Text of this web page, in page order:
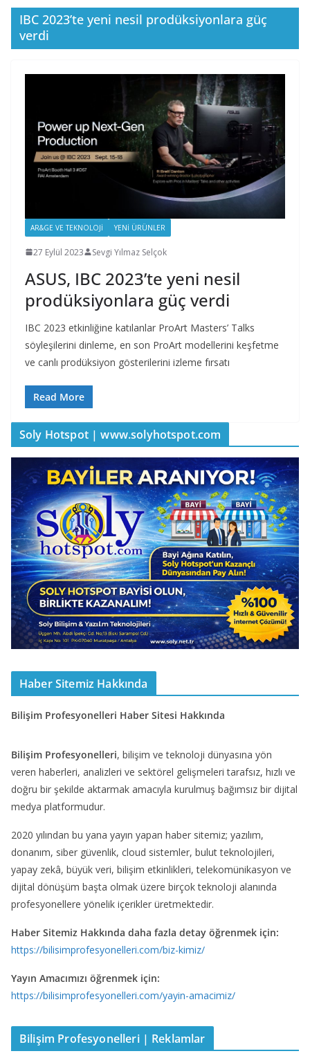
IBC 2023’te yeni nesil prodüksiyonlara güç
verdi
AR&GE VE TEKNOLOJI YENI ÜRÜNLER
27 Eylül 2023 Sevgi Yılmaz Selçok
ASUS, IBC 2023’te yeni nesil
prodüksiyonlara güç verdi
IBC 2023 etkinliğine katılanlar ProArt Masters’ Talks
söyleşilerini dinleme, en son ProArt modellerini keşfetme
ve canlı prodüksiyon gösterilerini izleme fırsatı
Read More
Soly Hotspot | www.solyhotspot.com
Haber Sitemiz Hakkında
Bilişim Profesyonelleri Haber Sitesi Hakkında
Bilişim Profesyonelleri, bilişim ve teknoloji dünyasına yön
veren haberleri, analizleri ve sektörel gelişmeleri tarafsız, hızlı ve
doğru bir şekilde aktarmak amacıyla kurulmuş bağımsız bir dijital
medya platformudur.
2020 yılından bu yana yayın yapan haber sitemiz; yazılım,
donanım, siber güvenlik, cloud sistemler, bulut teknolojileri,
yapay zekâ, büyük veri, bilişim etkinlikleri, telekomünikasyon ve
dijital dönüşüm başta olmak üzere birçok teknoloji alanında
profesyonellere yönelik içerikler üretmektedir.
Haber Sitemiz Hakkında daha fazla detay öğrenmek için:
https://bilisimprofesyonelleri.com/biz-kimiz/
Yayın Amacımızı öğrenmek için:
https://bilisimprofesyonelleri.com/yayin-amacimiz/
Bilişim Profesyonelleri | Reklamlar